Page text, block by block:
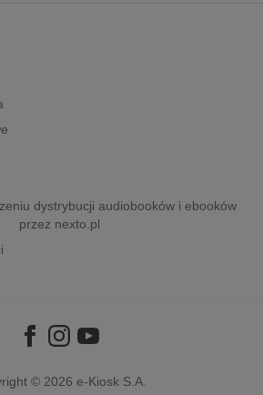
informacyjne
dystrybucji audiobooków i ebooków
przez nexto.pl
© 2026 e-Kiosk S.A.